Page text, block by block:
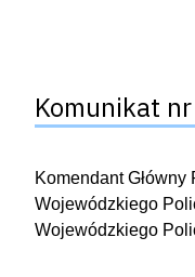
Komunikat
Komendant
Wojewódzkiego
Wojewódzkiego